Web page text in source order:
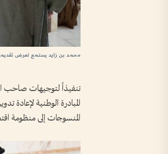
محمد بن زايد يستمع لعرض
تنفيذاً لتوجيهات صاحب
المبادرة الوطنية لإعادة
المنسوجات إلى منظومة